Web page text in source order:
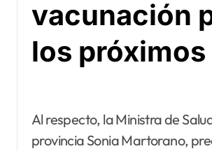
vacunación
los próximos
Al respecto, la Ministra de Salud de la
provincia Sonia Martorano,